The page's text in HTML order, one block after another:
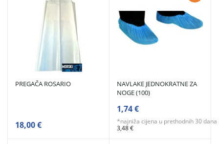
PREGAČA ROSARIO
18,00 €
NAVLAKE JEDNOKRATNE ZA
NOGE (100)
1,74 €
*najniža cijena u prethodnih 30 dana
3,48 €